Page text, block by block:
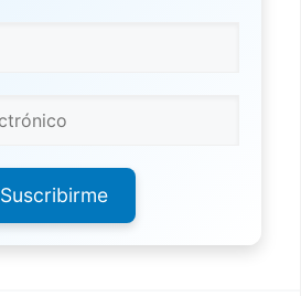
Suscribirme